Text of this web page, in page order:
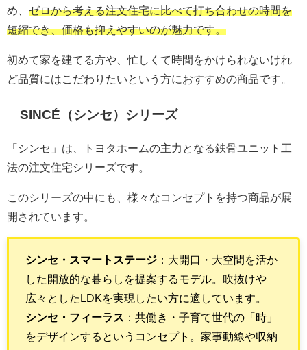
め、 ゼロから考える注文住宅に比べて打ち合わせの時間を
短縮でき、価格も抑えやすいのが魅力です。
初めて家を建てる方や、忙しくて時間をかけられないけれ
ど品質にはこだわりたいという方におすすめの商品です。
SINCÉ（シンセ）シリーズ
「シンセ」は、トヨタホームの主力となる鉄骨ユニット工
法の注文住宅シリーズです。
このシリーズの中にも、様々なコンセプトを持つ商品が展
開されています。
シンセ・スマートステージ ：大開口・大空間を活か
した開放的な暮らしを提案するモデル。吹抜けや
広々としたLDKを実現したい方に適しています。
シンセ・フィーラス ：共働き・子育て世代の「時」
をデザインするというコンセプト。家事動線や収納